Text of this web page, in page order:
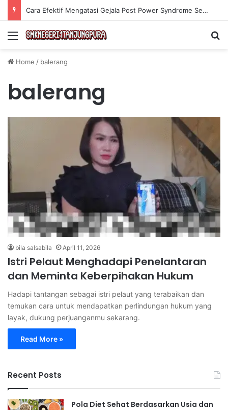
Cara Efektif Mengatasi Gejala Post Power Syndrome Setelah Pensiun Kerja
Menu
Home / balerang
balerang
bila salsabila April 11, 2026
Istri Pelaut Menghadapi Penelantaran
dan Meminta Keberpihakan Hukum
Hadapi tantangan sebagai istri pelaut yang terabaikan dan
temukan cara untuk mendapatkan perlindungan hukum yang
layak, dukung perjuanganmu sekarang.
Read More »
Recent Posts
Pola Diet Sehat Berdasarkan Usia dan